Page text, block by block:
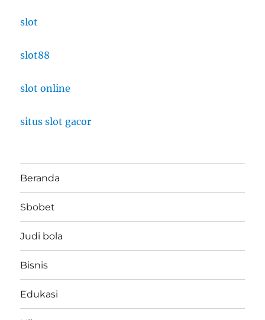
slot
slot88
slot online
situs slot gacor
Beranda
Sbobet
Judi bola
Bisnis
Edukasi